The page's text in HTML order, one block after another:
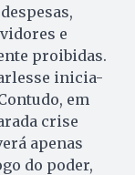
e
proibidas.
inicia-
em
crise
apenas
do poder,